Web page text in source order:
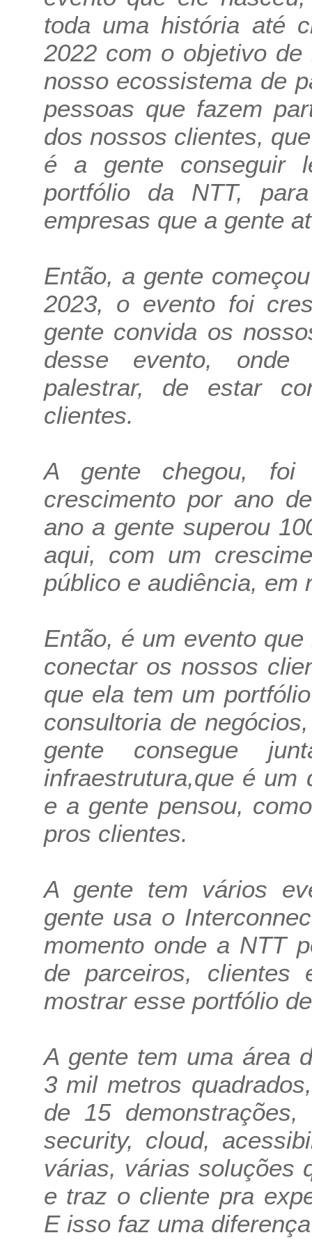
toda uma história até
2022 com o objetivo
nosso ecossistema de
pessoas que fazem
dos nossos clientes,
é a gente conseguir
portfólio da NTT,
empresas que a gente
Então, a gente
2023, o evento foi
gente convida os
desse evento, onde
palestrar, de estar
clientes.
A gente chegou, foi
crescimento por ano
ano a gente superou
aqui, com um
público e audiência, em
Então, é um evento
conectar os nossos
que ela tem um
consultoria de
gente consegue
infraestrutura,que é um
e a gente pensou,
pros clientes.
A gente tem vários
gente usa o
momento onde a NTT
de parceiros, clientes
mostrar esse portfólio
A gente tem uma área
3 mil metros
de 15
security, cloud,
várias, várias soluções
e traz o cliente pra
E isso faz uma